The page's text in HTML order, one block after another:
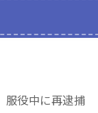
服役中に再逮捕